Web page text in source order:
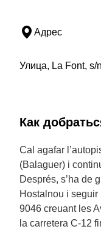
Адрес
Улица, La Font,
Как
Cal agafar
(Balaguer) i
Després, s’ha de
Hostalnou i seguir
9046 creuant les
la carretera C-12